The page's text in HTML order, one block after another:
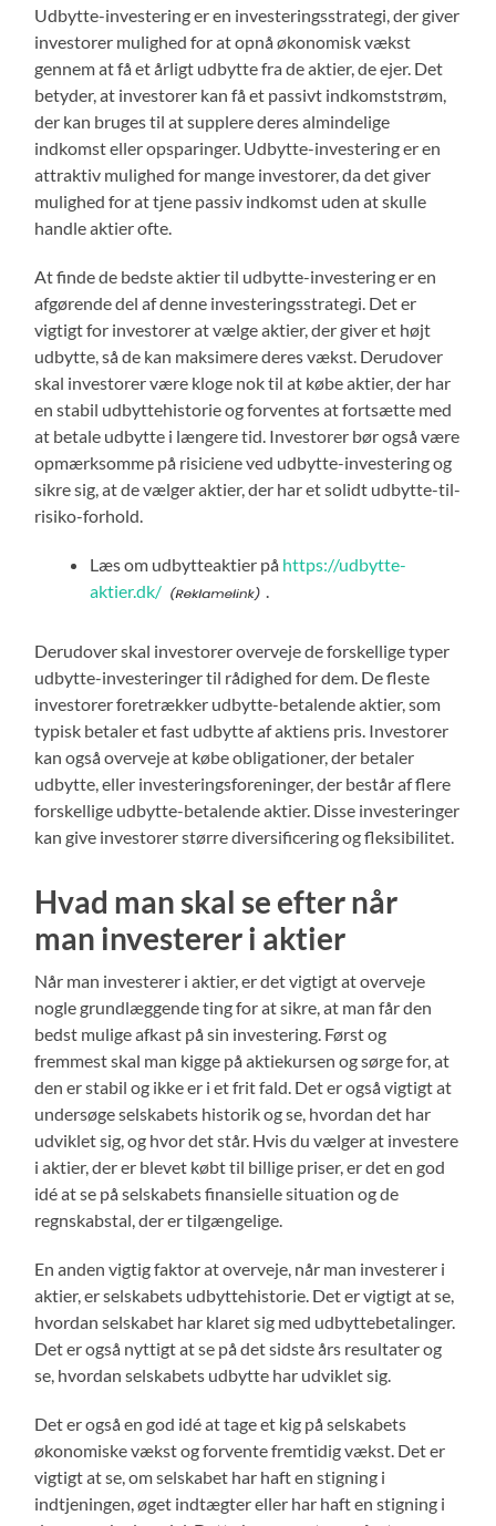
Udbytte-investering er en investeringsstrategi, der giver
investorer mulighed for at opnå økonomisk vækst
gennem at få et årligt udbytte fra de aktier, de ejer. Det
betyder, at investorer kan få et passivt indkomststrøm,
der kan bruges til at supplere deres almindelige
indkomst eller opsparinger. Udbytte-investering er en
attraktiv mulighed for mange investorer, da det giver
mulighed for at tjene passiv indkomst uden at skulle
handle aktier ofte.
At finde de bedste aktier til udbytte-investering er en
afgørende del af denne investeringsstrategi. Det er
vigtigt for investorer at vælge aktier, der giver et højt
udbytte, så de kan maksimere deres vækst. Derudover
skal investorer være kloge nok til at købe aktier, der har
en stabil udbyttehistorie og forventes at fortsætte med
at betale udbytte i længere tid. Investorer bør også være
opmærksomme på risiciene ved udbytte-investering og
sikre sig, at de vælger aktier, der har et solidt udbytte-til-
risiko-forhold.
Læs om udbytteaktier på https://udbytte-
aktier.dk/
.
Derudover skal investorer overveje de forskellige typer
udbytte-investeringer til rådighed for dem. De fleste
investorer foretrækker udbytte-betalende aktier, som
typisk betaler et fast udbytte af aktiens pris. Investorer
kan også overveje at købe obligationer, der betaler
udbytte, eller investeringsforeninger, der består af flere
forskellige udbytte-betalende aktier. Disse investeringer
kan give investorer større diversificering og fleksibilitet.
Hvad man skal se efter når
man investerer i aktier
Når man investerer i aktier, er det vigtigt at overveje
nogle grundlæggende ting for at sikre, at man får den
bedst mulige afkast på sin investering. Først og
fremmest skal man kigge på aktiekursen og sørge for, at
den er stabil og ikke er i et frit fald. Det er også vigtigt at
undersøge selskabets historik og se, hvordan det har
udviklet sig, og hvor det står. Hvis du vælger at investere
i aktier, der er blevet købt til billige priser, er det en god
idé at se på selskabets finansielle situation og de
regnskabstal, der er tilgængelige.
En anden vigtig faktor at overveje, når man investerer i
aktier, er selskabets udbyttehistorie. Det er vigtigt at se,
hvordan selskabet har klaret sig med udbyttebetalinger.
Det er også nyttigt at se på det sidste års resultater og
se, hvordan selskabets udbytte har udviklet sig.
Det er også en god idé at tage et kig på selskabets
økonomiske vækst og forvente fremtidig vækst. Det er
vigtigt at se, om selskabet har haft en stigning i
indtjeningen, øget indtægter eller har haft en stigning i